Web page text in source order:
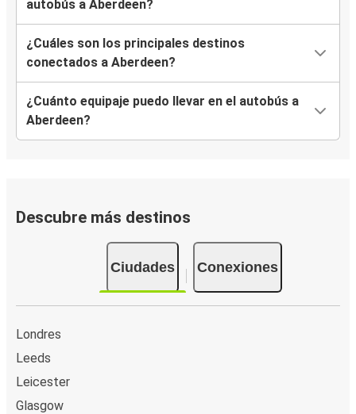
autobús a Aberdeen?
¿Cuáles son los principales destinos
conectados a Aberdeen?
¿Cuánto equipaje puedo llevar en el autobús a
Aberdeen?
Descubre más destinos
Ciudades Conexiones
Londres
Leeds
Leicester
Glasgow